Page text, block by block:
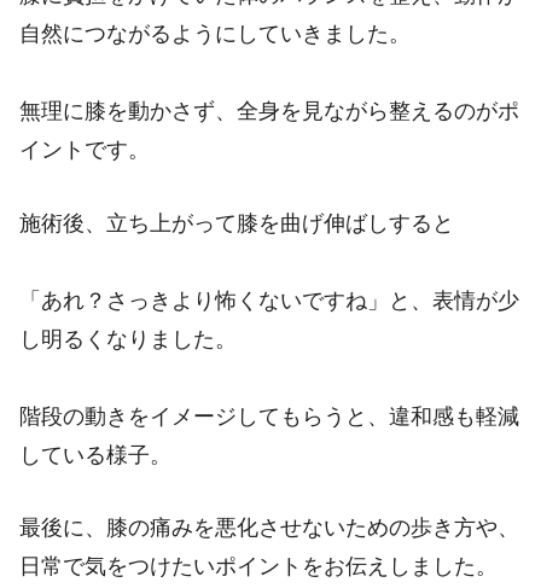
自然につながるようにしていきました。
無理に膝を動かさず、全身を見ながら整えるのがポ
イントです。
施術後、立ち上がって膝を曲げ伸ばしすると
「あれ？さっきより怖くないですね」と、表情が少
し明るくなりました。
階段の動きをイメージしてもらうと、違和感も軽減
している様子。
最後に、膝の痛みを悪化させないための歩き方や、
日常で気をつけたいポイントをお伝えしました。